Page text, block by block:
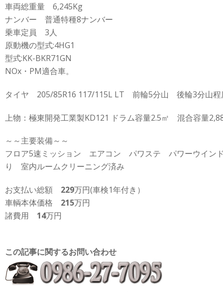
車両総重量 6,245Kg
ナンバー 普通特種8ナンバー
乗車定員 3人
原動機の型式:4HG1
型式:KK-BKR71GN
NOx・PM適合車。
タイヤ 205/85R16 117/115L LT 前輪5分山 後輪3分山程
上物：極東開発工業製KD121 ドラム容量2.5㎥ 混合容量
～～主要装備～～
フロア5速ミッション エアコン パワステ パワーウイン
り 室内ルームクリーニング済み
お支払い総額 229万円(車検1年付き）
車輌本体価格 215万円
諸費用 14万円
この記事に関するお問い合わせ